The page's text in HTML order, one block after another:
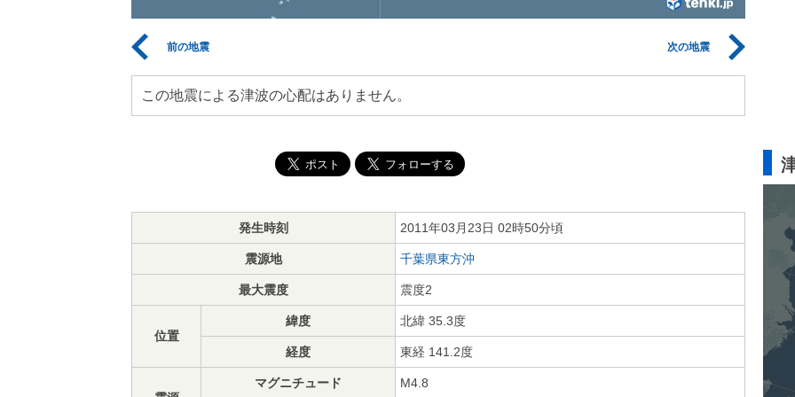
前の地震 次の地震
この地震による津波の心配はありません。
発生時刻 2011年03月23日 02時50分頃
震源地 千葉県東方沖
最大震度 震度2
位置
緯度 北緯 35.3度
経度 東経 141.2度
マグニチュード M4.8